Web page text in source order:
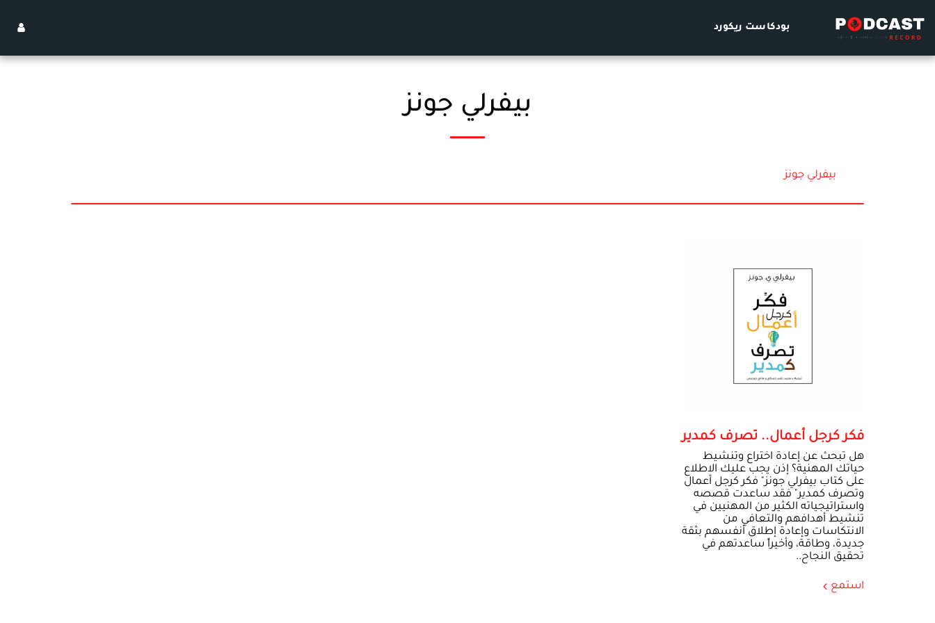
بودكاست ريكورد
بيفرلي جونز
بيفرلي جونز
فكر كرجل أعمال.. تصرف كمدير
هل تبحث عن إعادة اختراع وتنشيط
حياتك المهنية؟ إذن يجب عليك الاطلاع
على كتاب بيفرلي جونز" فكر كرجل أعمال
وتصرف كمدير" فقد ساعدت قصصه
واستراتيجياته الكثير من المهنيين في
تنشيط أهدافهم والتعافي من
الانتكاسات وإعادة إطلاق أنفسهم بثقة
جديدة، وطاقة، وأخيراً ساعدتهم في
تحقيق النجاح..
استمع